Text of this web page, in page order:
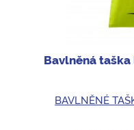
Bavlněná taška
BAVLNĚNÉ